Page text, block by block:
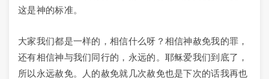
这是神的标准。
大家我们都是一样的，相信什么呀？相信神赦免我的罪，
还有相信神与我们同行的，永远的。耶稣爱我们到底了，
所以永远赦免。人的赦免就几次赦免也是下次的话我再也